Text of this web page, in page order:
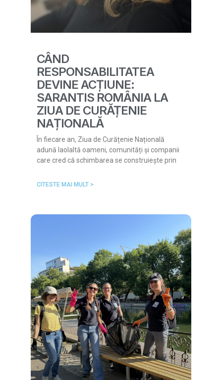
CÂND
RESPONSABILITATEA
DEVINE ACȚIUNE:
SARANTIS ROMÂNIA LA
ZIUA DE CURĂȚENIE
NAȚIONALĂ
În fiecare an, Ziua de Curățenie Națională
adună laolaltă oameni, comunități și companii
care cred că schimbarea se construiește prin
CITESTE MAI MULT >